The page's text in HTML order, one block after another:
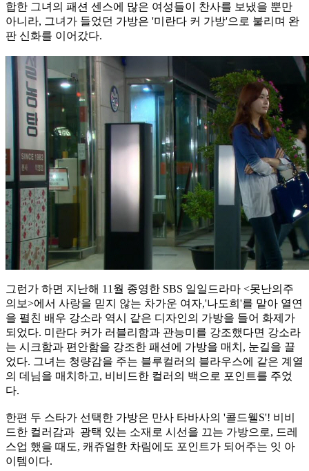
합한 그녀의 패션 센스에 많은 여성들이 찬사를 보냈을 뿐만
아니라, 그녀가 들었던 가방은 '미란다 커 가방'으로 불리며 완
판 신화를 이어갔다.
그런가 하면 지난해 11월 종영한 SBS 일일드라마 <못난의주
의보>에서 사랑을 믿지 않는 차가운 여자,'나도희'를 맡아 열연
을 펼친 배우 강소라 역시 같은 디자인의 가방을 들어 화제가
되었다. 미란다 커가 러블리함과 관능미를 강조했다면 강소라
는 시크함과 편안함을 강조한 패션에 가방을 매치, 눈길을 끌
었다. 그녀는 청량감을 주는 블루컬러의 블라우스에 같은 계열
의 데님을 매치하고, 비비드한 컬러의 백으로 포인트를 주었
다.
한편 두 스타가 선택한 가방은 만사 타바사의 '콜드웰S'! 비비
드한 컬러감과 광택 있는 소재로 시선을 끄는 가방으로, 드레
스업 했을 때도, 캐쥬얼한 차림에도 포인트가 되어주는 잇 아
이템이다.